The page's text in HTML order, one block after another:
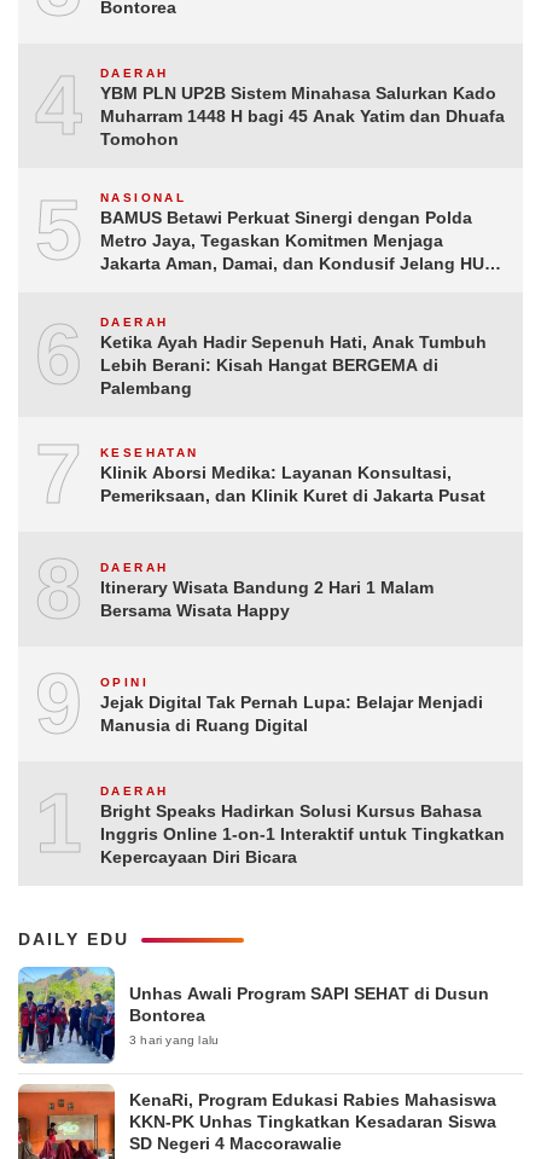
Bontorea
4 DAERAH
YBM PLN UP2B Sistem Minahasa Salurkan Kado
Muharram 1448 H bagi 45 Anak Yatim dan Dhuafa
Tomohon
5 NASIONAL
BAMUS Betawi Perkuat Sinergi dengan Polda
Metro Jaya, Tegaskan Komitmen Menjaga
Jakarta Aman, Damai, dan Kondusif Jelang HUT
6 DAERAH
Ketika Ayah Hadir Sepenuh Hati, Anak Tumbuh
Lebih Berani: Kisah Hangat BERGEMA di
Palembang
7 KESEHATAN
Klinik Aborsi Medika: Layanan Konsultasi,
Pemeriksaan, dan Klinik Kuret di Jakarta Pusat
8 DAERAH
Itinerary Wisata Bandung 2 Hari 1 Malam
Bersama Wisata Happy
9 OPINI
Jejak Digital Tak Pernah Lupa: Belajar Menjadi
Manusia di Ruang Digital
10DAERAH
Bright Speaks Hadirkan Solusi Kursus Bahasa
Inggris Online 1-on-1 Interaktif untuk Tingkatkan
Kepercayaan Diri Bicara
DAILY EDU
Unhas Awali Program SAPI SEHAT di Dusun
Bontorea
3 hari yang lalu
KenaRi, Program Edukasi Rabies Mahasiswa
KKN-PK Unhas Tingkatkan Kesadaran Siswa
SD Negeri 4 Maccorawalie